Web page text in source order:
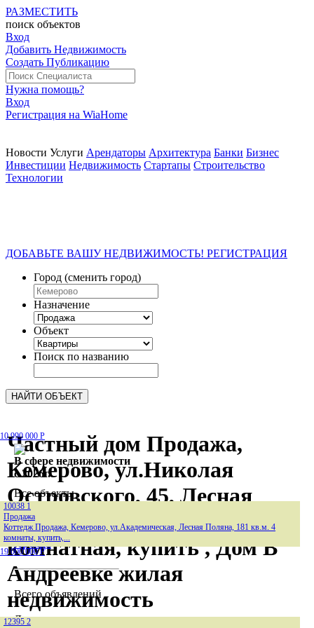
РАЗМЕСТИТЬ
поиск объектов
Вход
Добавить Недвижимость
Создать Публикацию
Нужна помощь?
Вход
Регистрация на WiaHome
Новости Услуги Арендаторы Архитектура Банки Бизнес
Инвестиции Недвижимость Стартапы Строительство
Технологии
ДОБАВЬТЕ ВАШУ НЕДВИЖИМОСТЬ! РЕГИСТРАЦИЯ
Город (сменить город)
Назначение
Объект
Поиск по названию
В сфере недвижимости
c 2026г.
Все объекты
Продажа
Аренда
Всего объявлений
Лимит
10 990 000 Р
10038 1
Продажа
Коттедж Продажа, Кемерово, ул.Академическая, Лесная Поляна, 181 кв.м. 4
комнаты, купить,...
19 000 000Р
12395 2
Частный дом Продажа,
Кемерово, ул.Николая
Островского, 45, Лесная
Поляна, 63 кв.м. 3
комнатная, купить , Дом В
Андреевке жилая
недвижимость